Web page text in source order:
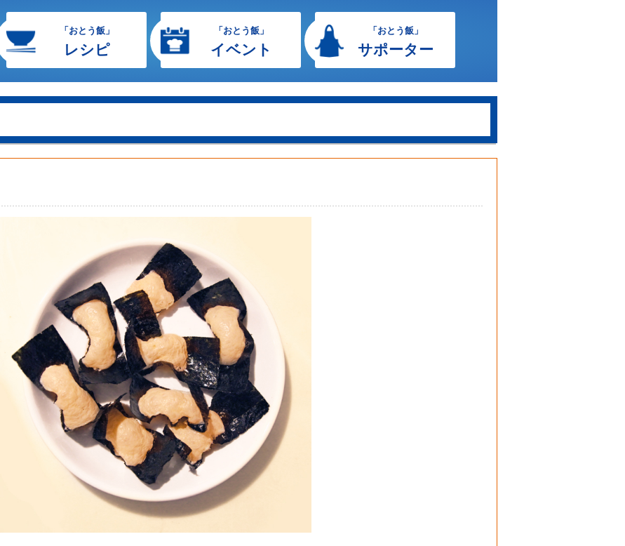
「おとう飯」
レシピ
「おとう飯」
イベント
「おとう飯」
サポーター